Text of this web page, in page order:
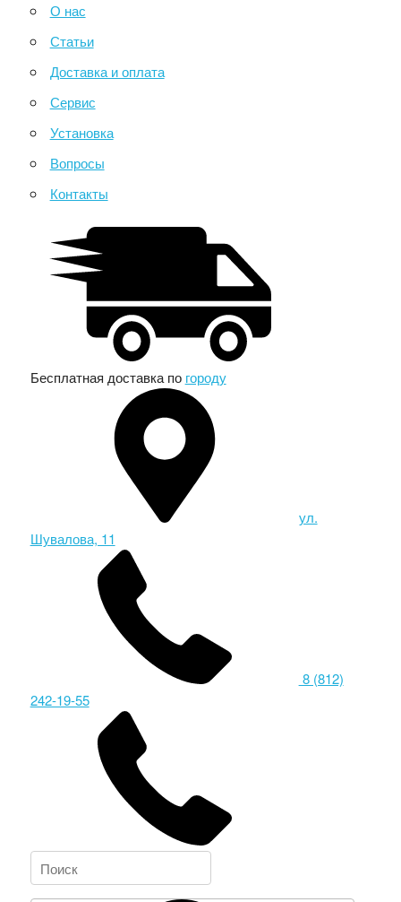
О нас
Статьи
Доставка и оплата
Сервис
Установка
Вопросы
Контакты
Бесплатная доставка по городу
ул.
Шувалова, 11
8 (812)
242-19-55